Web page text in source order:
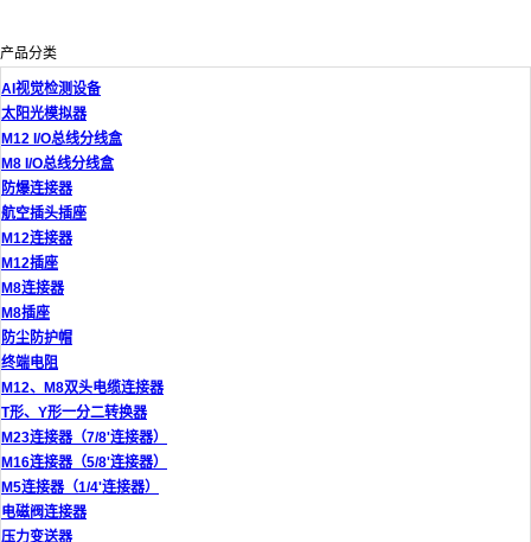
产品分类
AI视觉检测设备
太阳光模拟器
M12 I/O总线分线盒
M8 I/O总线分线盒
防爆连接器
航空插头插座
M12连接器
M12插座
M8连接器
M8插座
防尘防护帽
终端电阻
M12、M8双头电缆连接器
T形、Y形一分二转换器
M23连接器（7/8'连接器）
M16连接器（5/8'连接器）
M5连接器（1/4'连接器）
电磁阀连接器
压力变送器